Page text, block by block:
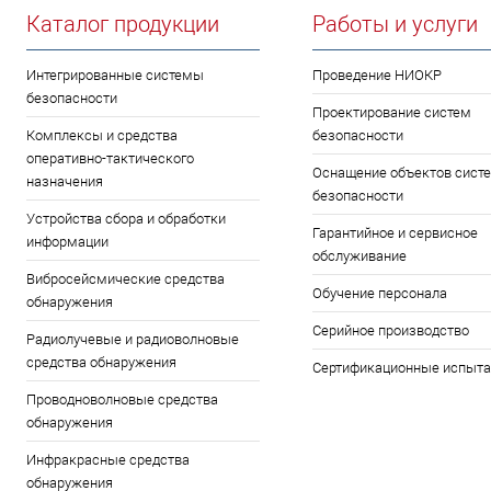
Каталог продукции
Интегрированные системы
безопасности
Комплексы и средства
оперативно-тактического
назначения
Устройства сбора и обработки
информации
Вибросейсмические средства
обнаружения
Радиолучевые и радиоволновые
средства обнаружения
Проводноволновые средства
обнаружения
Инфракрасные средства
обнаружения
Работы и услуги
Проведение НИОКР
Проектирование систем
безопасности
Оснащение объектов
безопасности
Гарантийное и сервисное
обслуживание
Обучение персонала
Серийное производство
Сертификационные